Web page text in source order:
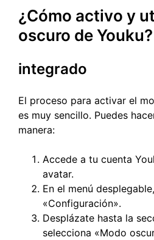
¿Cómo activo y
oscuro de Youku?
integrado
El proceso para activar el
es muy sencillo. Puedes
manera:
Accede a tu cuenta
avatar.
En el menú
«Configuración».
Desplázate hasta la
selecciona «Modo